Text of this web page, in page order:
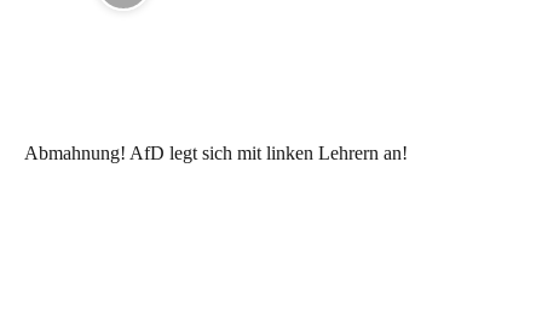
Abmahnung! AfD legt sich mit linken Lehrern an!